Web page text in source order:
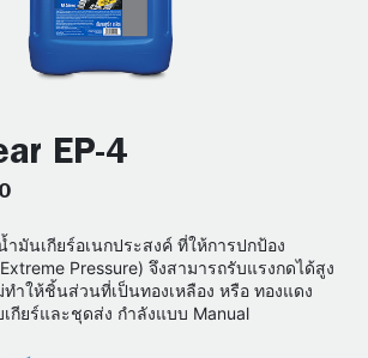
EP-4
ำมันเกียร์อเนกประสงค์ ที่ให้การปกป้อง
Pressure) จึงสามารถรับแรงกดได้สูง
ำให้ชิ้นส่วนที่เป็นทองเหลือง หรือ ทองแดง
กียร์และชุดส่ง กำลังแบบ Manual